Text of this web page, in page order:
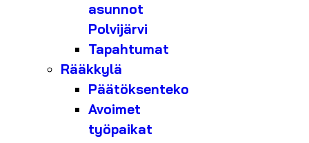
asunnot
Polvijärvi
Tapahtumat
Rääkkylä
Päätöksenteko
Avoimet
työpaikat